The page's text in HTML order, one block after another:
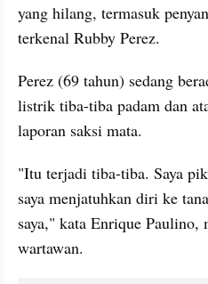
yang hilang, termasuk
terkenal Rubby Perez.
Perez (69 tahun) sedang
listrik tiba-tiba padam dan
laporan saksi mata.
"Itu terjadi tiba-tiba. Saya
saya menjatuhkan diri ke
saya," kata Enrique Paulino,
wartawan.